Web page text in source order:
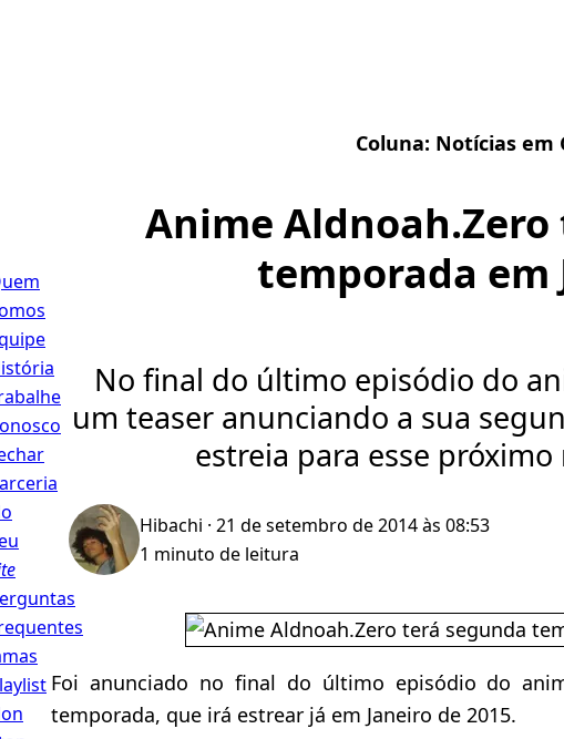
Coluna: Notícias em
Anime
temporada em
No final do último episódio do
um teaser anunciando a sua
estreia para esse
Hibachi · 21 de setembro de 2014 às 08:53
1 minuto de leitura
Foi anunciado no final do último episódio do
temporada, que irá estrear já em Janeiro de 2015.